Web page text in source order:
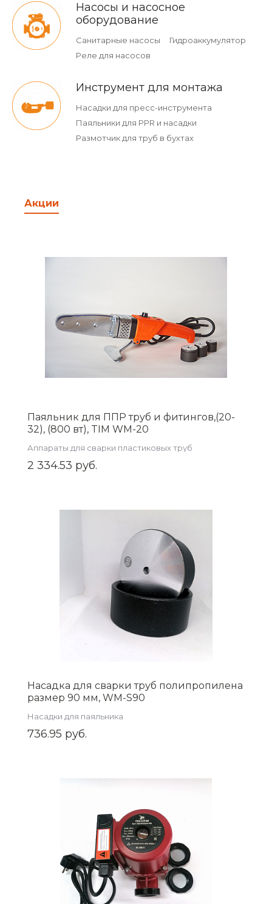
Насосы и насосное
оборудование
Санитарные насосы
Гидроаккумулятор
Реле для насосов
Инструмент для монтажа
Насадки для пресс-инструмента
Паяльники для PPR и насадки
Размотчик для труб в бухтах
Акции
Паяльник для ППР труб и фитингов,(20-
32), (800 вт), TIM WM-20
Аппараты для сварки пластиковых труб
2 334.53 руб.
Насадка для сварки труб полипропилена
размер 90 мм, WM-S90
Насадки для паяльника
736.95 руб.